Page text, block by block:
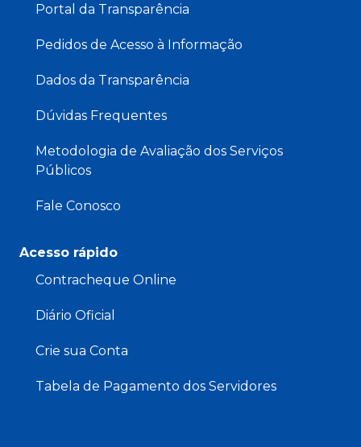
Portal da Transparência
Pedidos de Acesso à Informação
Dados da Transparência
Dúvidas Frequentes
Metodologia de Avaliação dos Serviços
Públicos
Fale Conosco
Acesso rápido
Contracheque Online
Diário Oficial
Crie sua Conta
Tabela de Pagamento dos Servidores